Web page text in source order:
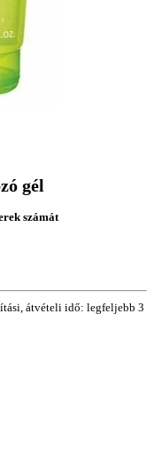
gél
számát
átvételi idő: legfeljebb 3